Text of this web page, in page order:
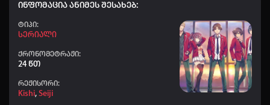
👤 Mamuka_780 +50 11:23
+20 06:36
👤 Tarieli_678 +40 06:30
ინფომაცია ანიმეს შესახებ:
Ტიპი:
Სერიალი
ქრონომეტრაჟი:
24 წთ
რეჟისორი:
Kishi, Seiji